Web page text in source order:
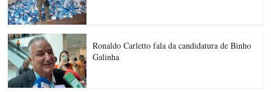
Ronaldo Carletto fala da candidatura de Binho
Galinha